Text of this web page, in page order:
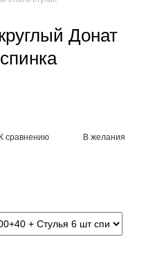
Донат
К сравнению В желания